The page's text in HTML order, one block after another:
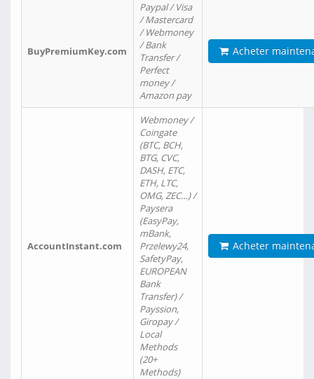
BuyPremiumKey.com
Paypal / Visa
/ Mastercard
/ Webmoney
/ Bank
Transfer /
Perfect
money /
Amazon pay
Acheter
AccountInstant.com
Webmoney /
Coingate
(BTC, BCH,
BTG, CVC,
DASH, ETC,
ETH, LTC,
OMG, ZEC…) /
Paysera
(EasyPay,
mBank,
Przelewy24,
SafetyPay,
EUROPEAN
Bank
Transfer) /
Payssion,
Giropay /
Local
Methods
(20+
Methods)
Acheter